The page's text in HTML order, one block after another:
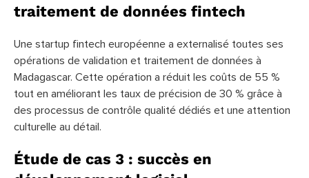
traitement de données fintech
Une startup fintech européenne a externalisé toutes ses
opérations de validation et traitement de données à
Madagascar. Cette opération a réduit les coûts de 55 %
tout en améliorant les taux de précision de 30 % grâce à
des processus de contrôle qualité dédiés et une attention
culturelle au détail.
Étude de cas 3 : succès en